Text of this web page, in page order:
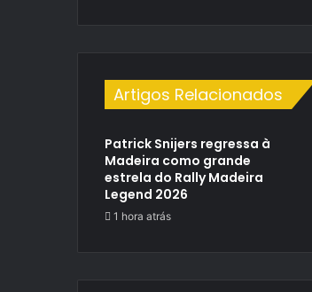
Artigos Relacionados
Patrick Snijers regressa à
Madeira como grande
estrela do Rally Madeira
Legend 2026
1 hora atrás